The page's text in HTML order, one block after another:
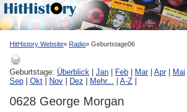
HitHistory Website Radio Geburtstage06
Geburtstage: Überblick Jan Feb Mar| Apr| Mai
Sep
Okt Nov Dez Mehr... A-Z
0628 George Morgan